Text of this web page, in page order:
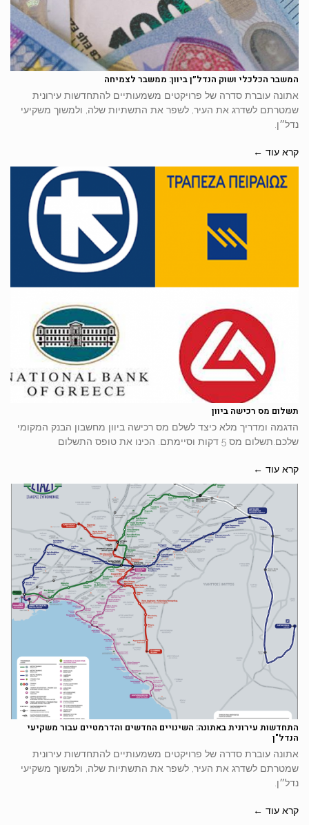
המשבר הכלכלי ושוק הנדל״ן ביוון: ממשבר לצמיחה
אתונה עוברת סדרה של פרויקטים משמעותיים להתחדשות עירונית
שמטרתם לשדרג את העיר, לשפר את התשתיות שלה, ולמשוך משקיעי
נדל״ן.
קרא עוד ←
תשלום מס רכישה ביוון
הדגמה ומדריך מלא כיצד לשלם מס רכישה ביוון מחשבון הבנק המקומי
שלכם.תשלום מס 5 דקות וסיימתם. הכינו את טופס התשלום
קרא עוד ←
התחדשות עירונית באתונה: השינויים החדשים והדרמטיים עבור משקיעי
הנדל"ן
אתונה עוברת סדרה של פרויקטים משמעותיים להתחדשות עירונית
שמטרתם לשדרג את העיר, לשפר את התשתיות שלה, ולמשוך משקיעי
נדל״ן.
קרא עוד ←